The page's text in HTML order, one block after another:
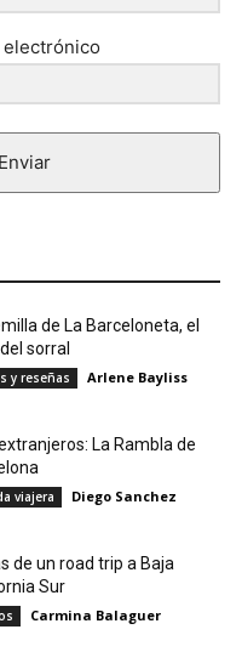
Enviar
de La Barceloneta, el
sorral
y reseñas Arlene Bayliss
La Rambla de
viajera Diego Sanchez
de un road trip a Baja
Sur
Carmina Balaguer